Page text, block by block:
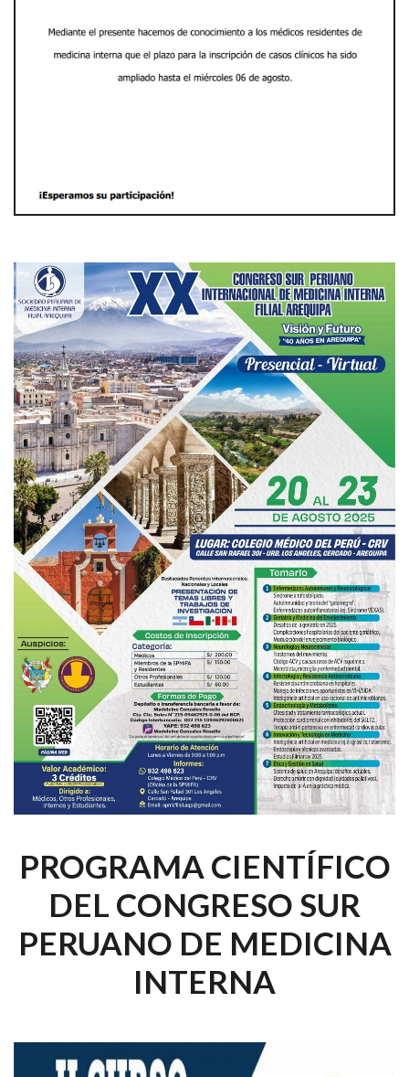
PROGRAMA CIENTÍFICO
DEL CONGRESO SUR
PERUANO DE MEDICINA
INTERNA